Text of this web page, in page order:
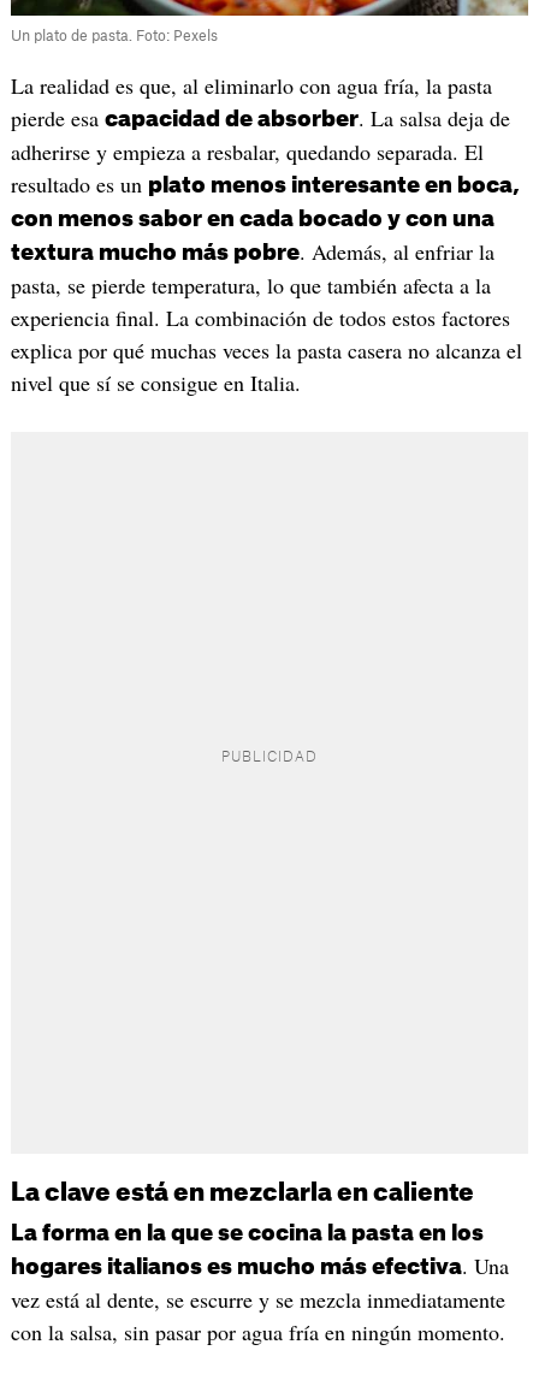
Un plato de pasta. Foto: Pexels
La realidad es que, al eliminarlo con agua fría, la pasta
pierde esa capacidad de absorber. La salsa deja de
adherirse y empieza a resbalar, quedando separada. El
resultado es un plato menos interesante en boca,
con menos sabor en cada bocado y con una
textura mucho más pobre. Además, al enfriar la
pasta, se pierde temperatura, lo que también afecta a la
experiencia final. La combinación de todos estos factores
explica por qué muchas veces la pasta casera no alcanza el
nivel que sí se consigue en Italia.
La clave está en mezclarla en caliente
La forma en la que se cocina la pasta en los
hogares italianos es mucho más efectiva. Una
vez está al dente, se escurre y se mezcla inmediatamente
con la salsa, sin pasar por agua fría en ningún momento.